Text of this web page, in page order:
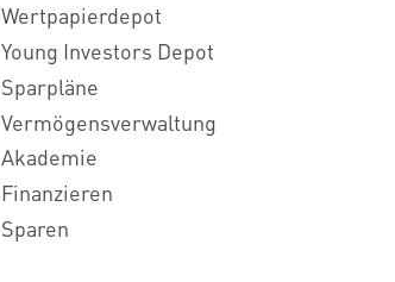
Wertpapierdepot
Young Investors Depot
Sparpläne
Vermögensverwaltung
Akademie
Finanzieren
Sparen